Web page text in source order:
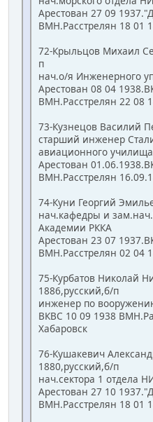
Арестован 27 09
ВМН.Расстрелян 18 01
72-Крыльцов Михаил
п
нач.о/я Инженерного
Арестован 08 04
ВМН.Расстрелян 22 08
73-Кузнецов Василий
старший инженер
авиационного училища
Арестован
ВМН.Расстрелян
74-Куни Георгий
нач.кафедры и
Академии РККА
Арестован 23 07
ВМН.Расстрелян 02 04
75-Курбатов Николай
1886,русский,б/п
инженер по
ВКВС 10 09 1938
Хабаровск
76-Кушакевич
1880,русский,б/п
нач.сектора 1 отдела
Арестован 27 10
ВМН.Расстрелян 18 01